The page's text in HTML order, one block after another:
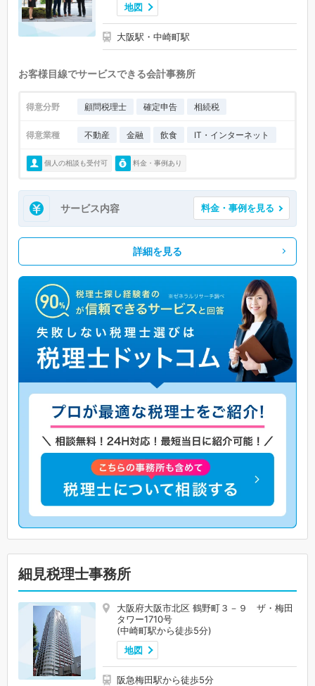
地図
大阪駅・中崎町駅
お客様目線でサービスできる会計事務所
得意分野 顧問税理士 確定申告 相続税
得意業種 不動産 金融 飲食 IT・インターネット
個人の相談も受付可 料金・事例あり
サービス内容 料金・事例を見る
詳細を見る
細見税理士事務所
大阪府大阪市北区 鶴野町３－９ ザ・梅田
タワー1710号
(中崎町駅から徒歩5分)
地図
阪急梅田駅から徒歩5分